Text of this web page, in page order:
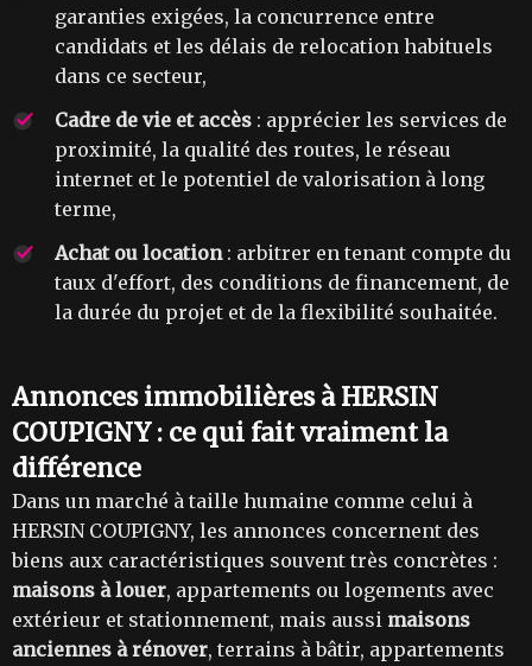
garanties exigées, la concurrence entre
candidats et les délais de relocation habituels
dans ce secteur,
Cadre de vie et accès : apprécier les services de
proximité, la qualité des routes, le réseau
internet et le potentiel de valorisation à long
terme,
Achat ou location: arbitrer en tenant compte du
taux d'effort, des conditions de financement, de
la durée du projet et de la flexibilité souhaitée.
Annonces immobilières à HERSIN
COUPIGNY : ce qui fait vraiment la
différence
Dans un marché à taille humaine comme celui à
HERSIN COUPIGNY, les annonces concernent des
biens aux caractéristiques souvent très concrètes :
maisons à louer, appartements ou logements avec
extérieur et stationnement, mais aussi maisons
anciennes à rénover, terrains à bâtir, appartements